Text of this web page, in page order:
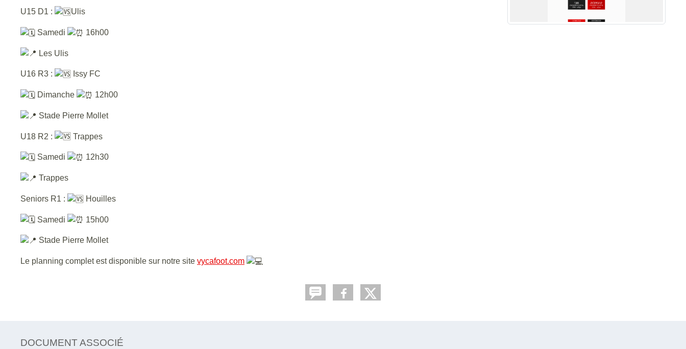
U15 D1 : Ulis
Samedi 16h00
Les Ulis
U16 R3 : Issy FC
Dimanche 12h00
Stade Pierre Mollet
U18 R2 : Trappes
Samedi 12h30
Trappes
Seniors R1 : Houilles
Samedi 15h00
Stade Pierre Mollet
Le planning complet est disponible sur notre site vycafoot.com
DOCUMENT ASSOCIÉ